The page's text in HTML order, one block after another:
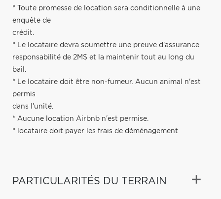
* Toute promesse de location sera conditionnelle à une
enquête de
crédit.
* Le locataire devra soumettre une preuve d'assurance
responsabilité de 2M$ et la maintenir tout au long du
bail.
* Le locataire doit être non-fumeur. Aucun animal n'est
permis
dans l'unité.
* Aucune location Airbnb n'est permise.
* locataire doit payer les frais de déménagement
PARTICULARITÉS DU TERRAIN